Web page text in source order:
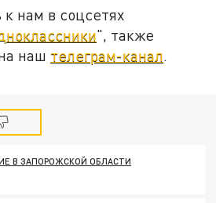
нам в соцсетях
", также
наш телеграм-канал.
В ЗАПОРОЖСКОЙ ОБЛАСТИ